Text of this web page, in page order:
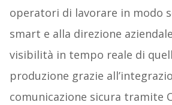
operatori di lavorare in modo
smart e alla direzione
visibilità in tempo reale di
produzione grazie
comunicazione sicura tramite